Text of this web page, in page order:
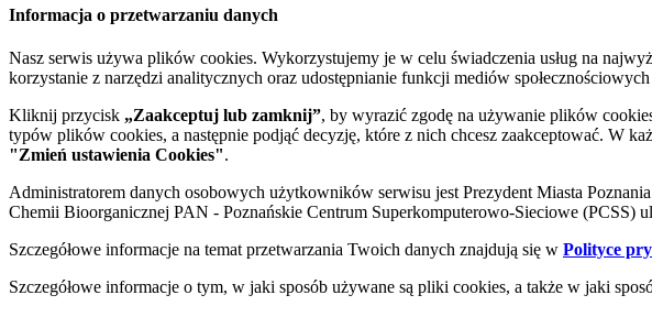
Informacja o przetwarzaniu danych
Nasz serwis używa plików cookies. Wykorzystujemy je w celu świadczenia usług na
korzystanie z narzędzi analitycznych oraz udostępnianie funkcji mediów
Kliknij przycisk „Zaakceptuj lub zamknij”, by wyrazić zgodę na używanie plików
typów plików cookies, a następnie podjąć decyzję, które z nich chcesz zaakceptować. W
"Zmień ustawienia Cookies".
Administratorem danych osobowych użytkowników serwisu jest Prezydent Miasta
Chemii Bioorganicznej PAN - Poznańskie Centrum Superkomputerowo-Sieciowe (PCSS)
Szczegółowe informacje na temat przetwarzania Twoich danych znajdują się w Polityce
Szczegółowe informacje o tym, w jaki sposób używane są pliki cookies, a także w jaki